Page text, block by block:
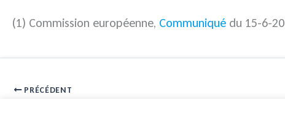
(1) Commission européenne, Communiqué du 15-6-
PRÉCÉDENT